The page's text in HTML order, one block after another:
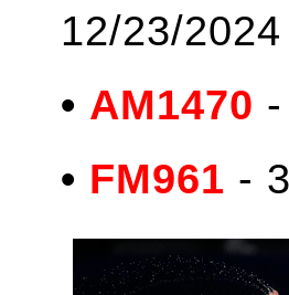
12/23/
• AM1470
• FM961 -